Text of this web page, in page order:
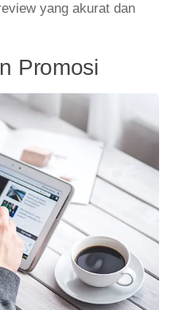
yang akurat dan
Promosi